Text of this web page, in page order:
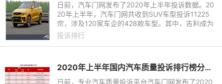
日前，汽车门网发布了2020年上半年投诉数据。20
20年上半年，汽车门网共收到SUV车型投诉11225
宗，涉及120家车企的428款车型。其中，吉利成为
投诉最多的品牌，投诉量达到了1444宗；大众和哈
投诉排行
2020年上半年国内汽车质量投诉排行榜分析报告
日前，专业汽车质量投诉平台汽车门网发布了2020